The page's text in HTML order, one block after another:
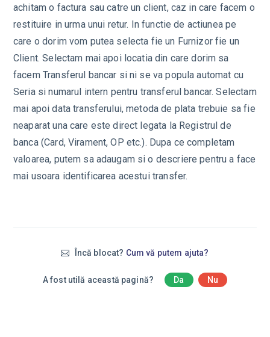
achitam o factura sau catre un client, caz in care facem o
restituire in urma unui retur. In functie de actiunea pe
care o dorim vom putea selecta fie un Furnizor fie un
Client. Selectam mai apoi locatia din care dorim sa
facem Transferul bancar si ni se va popula automat cu
Seria si numarul intern pentru transferul bancar. Selectam
mai apoi data transferului, metoda de plata trebuie sa fie
neaparat una care este direct legata la Registrul de
banca (Card, Virament, OP etc.). Dupa ce completam
valoarea, putem sa adaugam si o descriere pentru a face
mai usoara identificarea acestui transfer.
Încă blocat? Cum vă putem ajuta?
A fost utilă această pagină? Da Nu